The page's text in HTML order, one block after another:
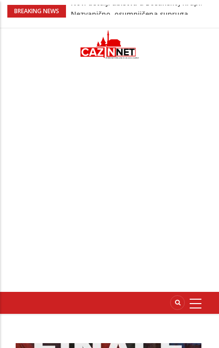
BREAKING NEWS
Na Ahiret preselila Bešić (rođ. Blažević)
Na Ahiret preselio ŠUPUK (Refik) ŠEFIK
Evo koje države su zasad za, a koje
protiv Infantina na izborima: Srbija i